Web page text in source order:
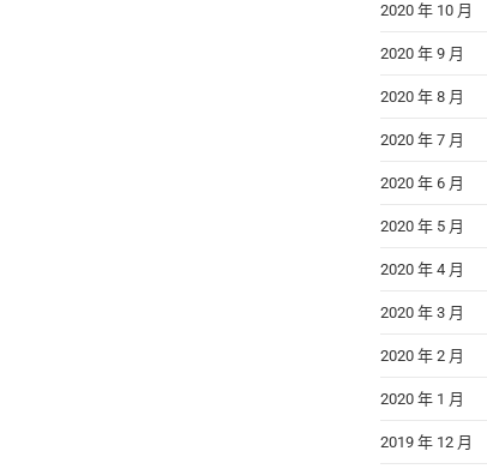
2020 年 10 月
2020 年 9 月
2020 年 8 月
2020 年 7 月
2020 年 6 月
2020 年 5 月
2020 年 4 月
2020 年 3 月
2020 年 2 月
2020 年 1 月
2019 年 12 月